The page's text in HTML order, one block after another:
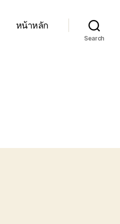
หน้าหลัก
Search